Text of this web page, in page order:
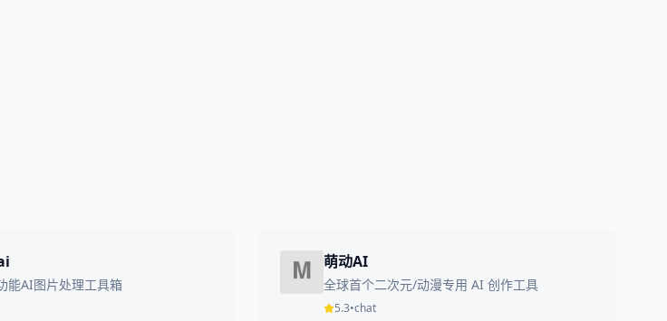
能AI图片处理工具箱
萌动AI
全球首个二次元/动漫专用 AI 创作工具
5.3•chat